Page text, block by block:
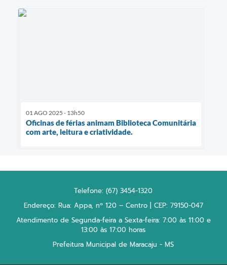
01 AGO 2025 - 13h50
Oficinas de férias animam Biblioteca Comunitária
com arte, leitura e criatividade.
Telefone: (67) 3454-1320
Endereço: Rua: Appa, nº 120 – Centro | CEP: 79150-047
Atendimento de Segunda-feira a Sexta-feira: 7:00 às 11:00 e
13:00 às 17:00 horas
Prefeitura Municipal de Maracaju - MS